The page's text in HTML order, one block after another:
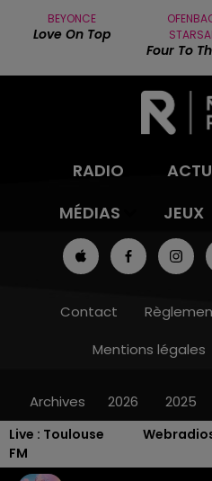
Live : Toulouse
FM
BEYONCE
Love On Top
Four To
RADIO ACTU
MÉDIAS
JEUX
Contact
Mentions légales
Archives 2026 2025